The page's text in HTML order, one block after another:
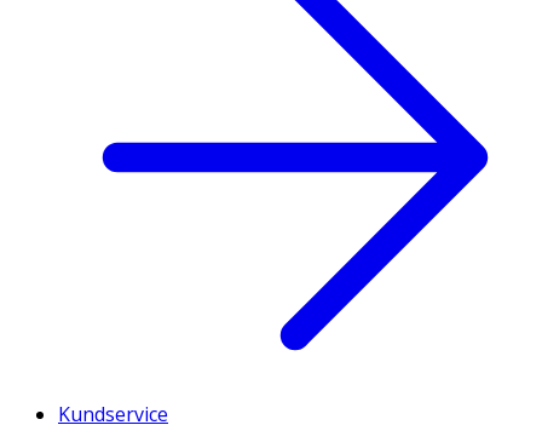
Kundservice